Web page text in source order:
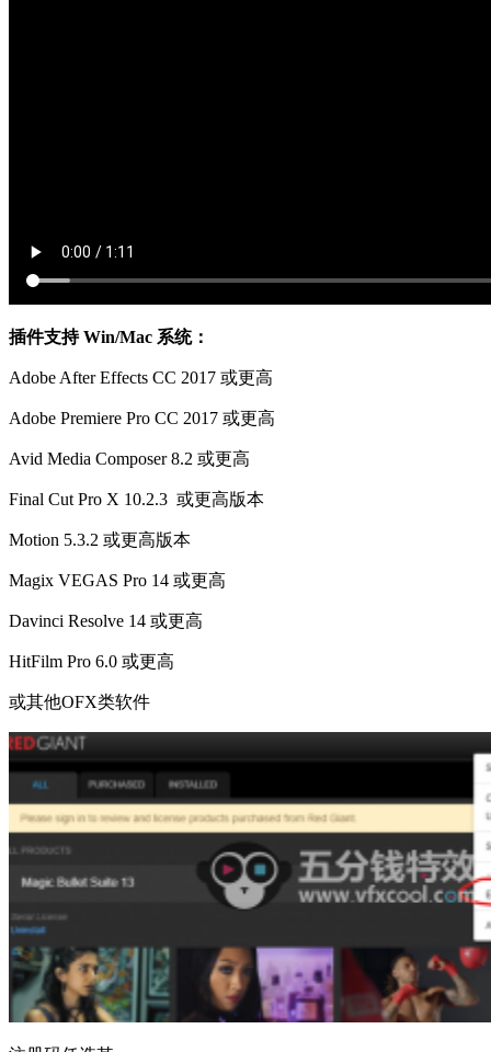
插件支持 Win/Mac 系统：
Adobe After Effects CC 2017 或更高
Adobe Premiere Pro CC 2017 或更高
Avid Media Composer 8.2 或更高
Final Cut Pro X 10.2.3 或更高版本
Motion 5.3.2 或更高版本
Magix VEGAS Pro 14 或更高
Davinci Resolve 14 或更高
HitFilm Pro 6.0 或更高
或其他OFX类软件